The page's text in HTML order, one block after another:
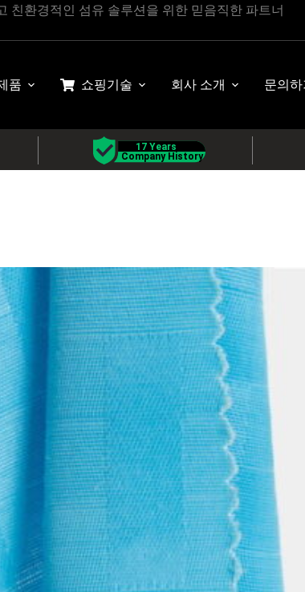
친환경적인 섬유 솔루션을 위한 믿음직한 파트너
품 쇼핑기술 회사 소개 문의하